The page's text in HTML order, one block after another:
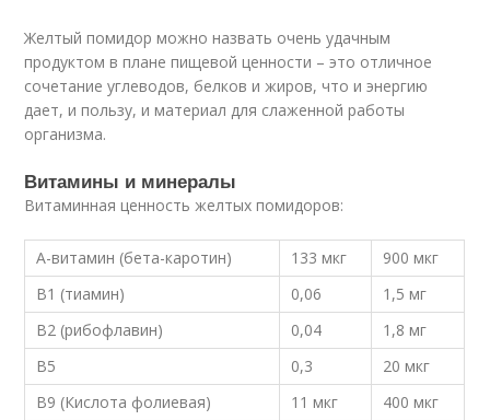
Желтый помидор можно назвать очень удачным
продуктом в плане пищевой ценности – это отличное
сочетание углеводов, белков и жиров, что и энергию
дает, и пользу, и материал для слаженной работы
организма.
Витамины и минералы
Витаминная ценность желтых помидоров:
А-витамин (бета-каротин) 133 мкг
900 мкг
В1 (тиамин)
0,06
1,5 мг
В2 (рибофлавин)
0,04
1,8 мг
В5
0,3
20 мкг
В9 (Кислота фолиевая)
11 мкг
400 мкг